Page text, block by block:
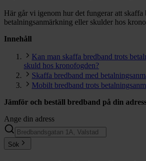
Här går vi igenom hur det fungerar att skaffa
betalningsanmärkning eller skulder hos
Innehåll
Kan man skaffa bredband trots
skuld hos kronofogden?
Skaffa bredband med
Mobilt bredband trots
Jämför och beställ bredband på din
Ange din adress
Sök